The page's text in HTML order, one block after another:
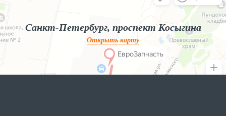
Санкт-Петербург, проспект Косыгина
Открыть карту